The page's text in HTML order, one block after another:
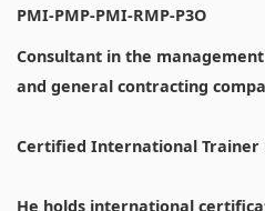
PMI-PMP-PMI-RMP-P3O
Consultant in the
and general contracting
Certified International Trainer
He holds international